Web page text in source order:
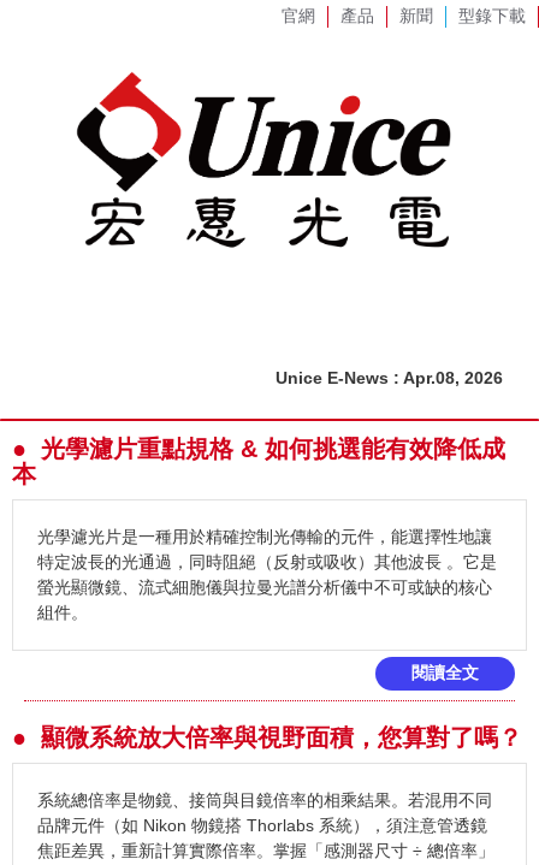
官網 產品 新聞 型錄下載
Unice E-News : Apr.08, 2026
● 光學濾片重點規格 & 如何挑選能有效降低成
本
光學濾光片是一種用於精確控制光傳輸的元件，能選擇性地讓
特定波長的光通過，同時阻絕（反射或吸收）其他波長 。它是
螢光顯微鏡、流式細胞儀與拉曼光譜分析儀中不可或缺的核心
組件。
閱讀全文
● 顯微系統放大倍率與視野面積，您算對了嗎？
系統總倍率是物鏡、接筒與目鏡倍率的相乘結果。若混用不同
品牌元件（如 Nikon 物鏡搭 Thorlabs 系統），須注意管透鏡
焦距差異，重新計算實際倍率。掌握「感測器尺寸 ÷ 總倍率」